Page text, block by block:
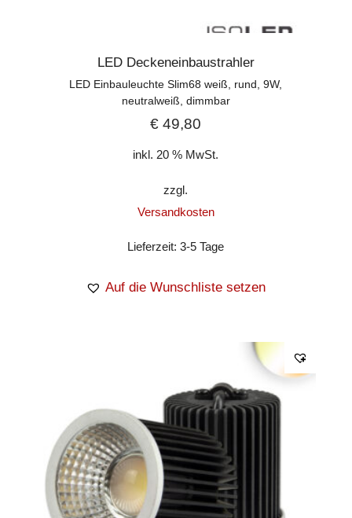
LED Deckeneinbaustrahler
LED Einbauleuchte Slim68 weiß, rund, 9W,
neutralweiß, dimmbar
€ 49,80
inkl. 20 % MwSt.
zzgl.
Versandkosten
Lieferzeit:3-5 Tage
Auf die Wunschliste setzen